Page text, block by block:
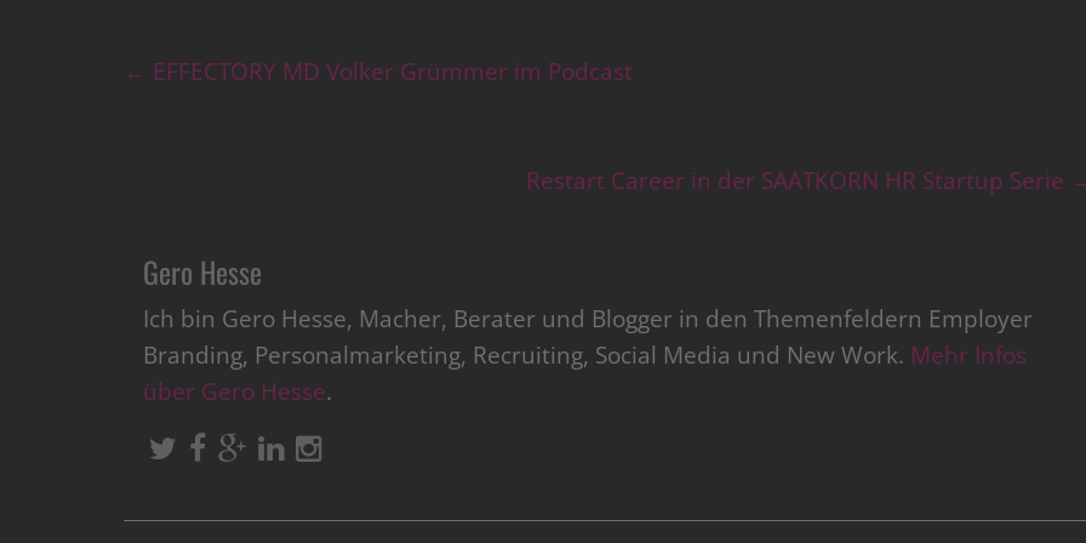
← EFFECTORY MD Volker Grümmer im Podcast
Restart Career in der SAATKORN HR Startup Serie
Gero Hesse
Ich bin Gero Hesse, Macher, Berater und Blogger in den Themenfeldern Employer
Branding, Personalmarketing, Recruiting, Social Media und New Work. Mehr Infos
über Gero Hesse.